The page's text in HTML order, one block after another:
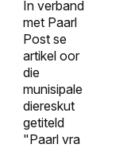
In verband
met Paarl
Post se
artikel oor
die
munisipale
diereskut
getiteld
"Paarl vra